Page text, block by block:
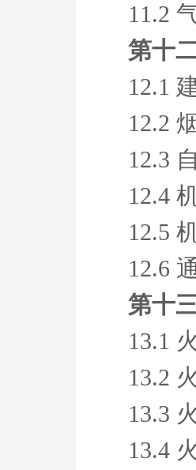
11.2
第十
12.1
12.2
12.3
12.4
12.5
12.6
第十
13.1
13.2
13.3
13.4